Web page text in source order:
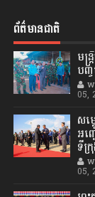
ព័ត៌មានជាតិ
មន្
បញ្
05,
សម្
អញ្
ទីក្
05,